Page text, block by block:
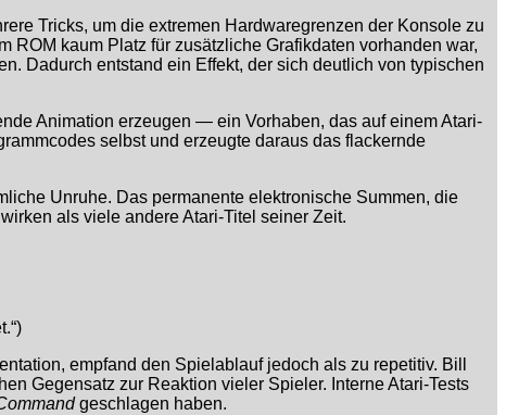
Tricks, um die extremen Hardwaregrenzen der Konsole zu
kaum Platz für zusätzliche Grafikdaten vorhanden war,
Dadurch entstand ein Effekt, der sich deutlich von typischen
Animation erzeugen — ein Vorhaben, das auf einem Atari-
selbst und erzeugte daraus das flackernde
Unruhe. Das permanente elektronische Summen, die
als viele andere Atari-Titel seiner Zeit.
empfand den Spielablauf jedoch als zu repetitiv. Bill
Gegensatz zur Reaktion vieler Spieler. Interne Atari-Tests
geschlagen haben.